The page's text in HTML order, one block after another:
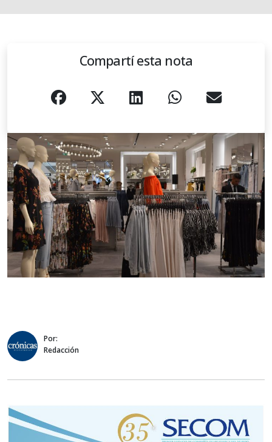
Compartí esta nota
Por:
Redacción